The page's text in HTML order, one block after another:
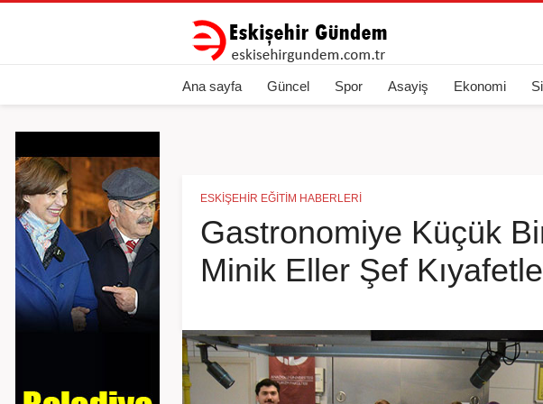
Ana sayfa Güncel Spor Asayiş Ekonomi
ESKIŞEHIR EĞITIM HABERLERI
Gastronomiye Küçük
Minik Eller Şef